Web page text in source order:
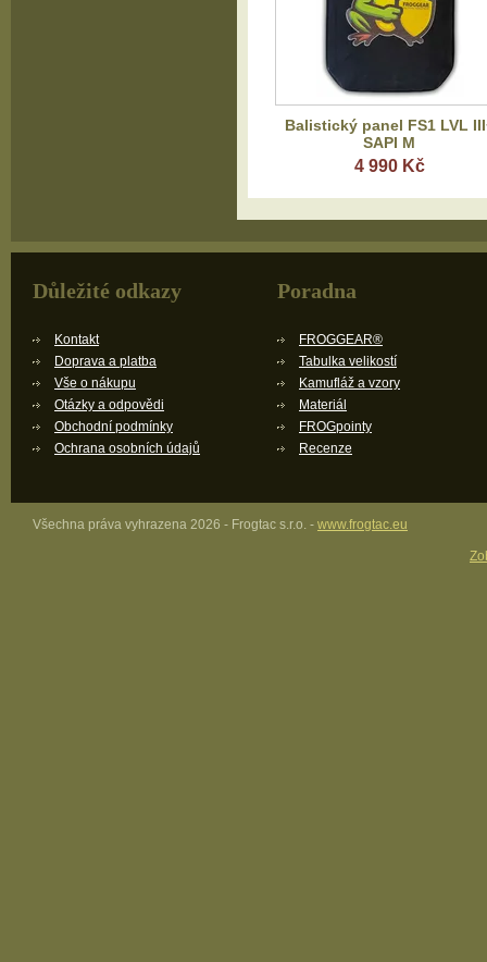
Balistický panel FS1 LVL
SAPI M
4 990 Kč
Důležité odkazy
Kontakt
Doprava a platba
Vše o nákupu
Otázky a odpovědi
Obchodní podmínky
Ochrana osobních údajů
Poradna
FROGGEAR®
Tabulka velikostí
Kamufláž a vzory
Materiál
FROGpointy
Recenze
Všechna práva vyhrazena 2026 - Frogtac s.r.o. - www.frogtac.eu